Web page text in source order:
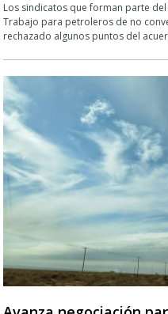
Los sindicatos que forman parte
Trabajo para petroleros de no
rechazado algunos puntos del